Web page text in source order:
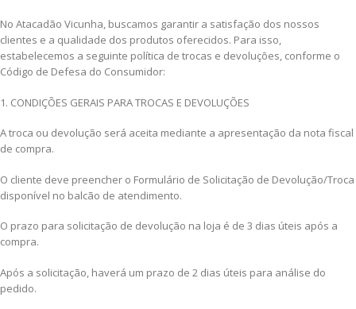
No Atacadão Vicunha, buscamos garantir a satisfação dos nossos
clientes e a qualidade dos produtos oferecidos. Para isso,
estabelecemos a seguinte política de trocas e devoluções, conforme o
Código de Defesa do Consumidor:
1. CONDIÇÕES GERAIS PARA TROCAS E DEVOLUÇÕES
A troca ou devolução será aceita mediante a apresentação da nota fiscal
de compra.
O cliente deve preencher o Formulário de Solicitação de Devolução/Troca
disponível no balcão de atendimento.
O prazo para solicitação de devolução na loja é de 3 dias úteis após a
compra.
Após a solicitação, haverá um prazo de 2 dias úteis para análise do
pedido.